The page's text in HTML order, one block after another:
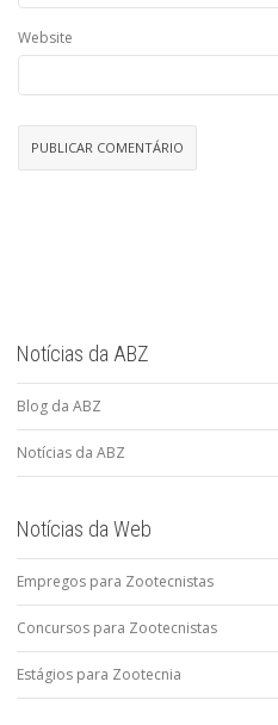
Website
Notícias da ABZ
Blog da ABZ
Notícias da ABZ
Notícias da Web
Empregos para Zootecnistas
Concursos para Zootecnistas
Estágios para Zootecnia